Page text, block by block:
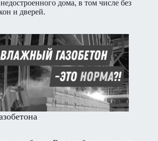
дома, в том числе без
и дверей.